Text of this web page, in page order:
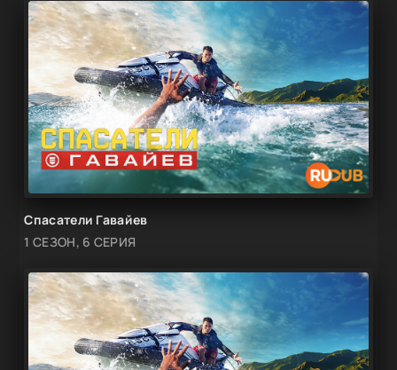
Спасатели Гавайев
1 СЕЗОН, 6 СЕРИЯ